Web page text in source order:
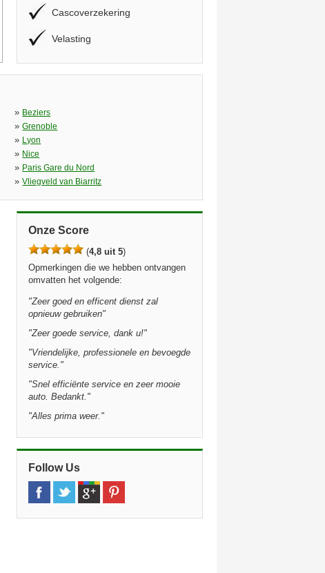
Cascoverzekering
Velasting
» Beziers
»Grenoble
» Lyon
» Nice
» Paris Gare du Nord
»Vliegveld van Biarritz
Onze Score
(4,8 uit 5)
Opmerkingen die we hebben ontvangen
omvatten het volgende:
"Zeer goed en efficent dienst zal
opnieuw gebruiken"
"Zeer goede service, dank u!"
"Vriendelijke, professionele en bevoegde
service."
"Snel efficiënte service en zeer mooie
auto. Bedankt."
"Alles prima weer."
Follow Us